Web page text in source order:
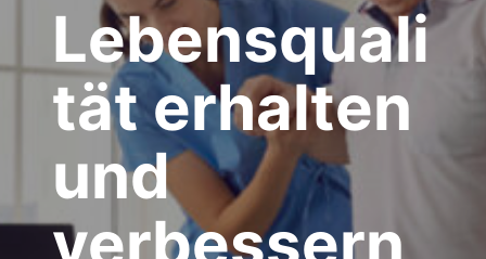
Lebensquali
tät erhalten
und
verbessern